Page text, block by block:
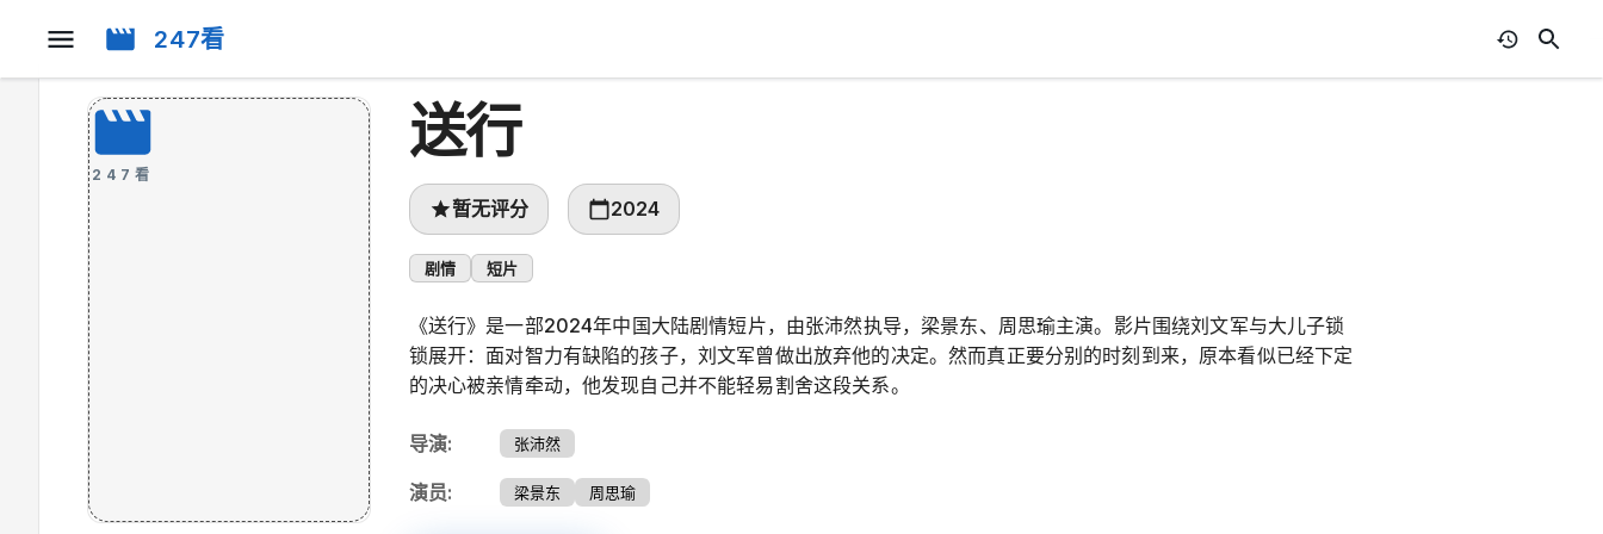
247看
247看
送行
暂无评分 2024
剧情 短片
《送行》是一部2024年中国大陆剧情短片，由张沛然执导，梁景东、周思瑜主演。影片围绕刘文军与大儿子锁
锁展开：面对智力有缺陷的孩子，刘文军曾做出放弃他的决定。然而真正要分别的时刻到来，原本看似已经下定
的决心被亲情牵动，他发现自己并不能轻易割舍这段关系。
导演: 张沛然
演员: 梁景东 周思瑜